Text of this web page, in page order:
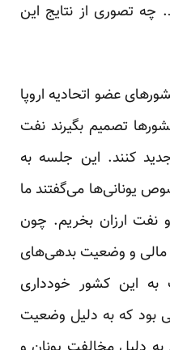
چه تصوری از نتایج این
عضو اتحادیه اروپا
تصمیم بگیرند نفت
کنند. این جلسه به
یونانی‌ها می‌گفتند ما
نفت ارزان بخریم. چون
مالی و وضعیت بدهی‌های
این کشور خودداری
بود که به دلیل وضعیت